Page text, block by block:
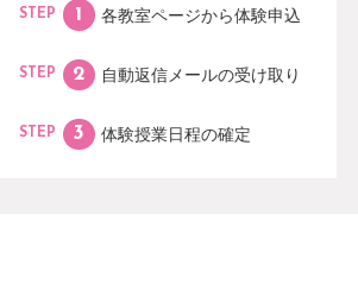
STEP 各教室ページから体験申込
STEP 自動返信メールの受け取り
STEP 体験授業日程の確定